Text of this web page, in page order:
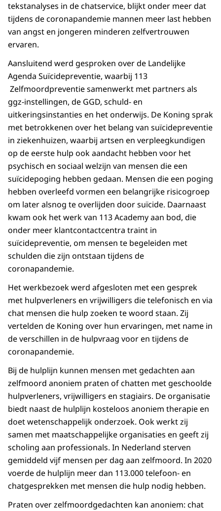
tekstanalyses in de chatservice, blijkt onder meer dat
tijdens de coronapandemie mannen meer last hebben
van angst en jongeren minderen zelfvertrouwen
ervaren.
Aansluitend werd gesproken over de Landelijke
Agenda Suïcidepreventie, waarbij 113
Zelfmoordpreventie samenwerkt met partners als
ggz-instellingen, de GGD, schuld- en
uitkeringsinstanties en het onderwijs. De Koning sprak
met betrokkenen over het belang van suïcidepreventie
in ziekenhuizen, waarbij artsen en verpleegkundigen
op de eerste hulp ook aandacht hebben voor het
psychisch en sociaal welzijn van mensen die een
suïcidepoging hebben gedaan. Mensen die een poging
hebben overleefd vormen een belangrijke risicogroep
om later alsnog te overlijden door suïcide. Daarnaast
kwam ook het werk van 113 Academy aan bod, die
onder meer klantcontactcentra traint in
suïcidepreventie, om mensen te begeleiden met
schulden die zijn ontstaan tijdens de
coronapandemie.
Het werkbezoek werd afgesloten met een gesprek
met hulpverleners en vrijwilligers die telefonisch en via
chat mensen die hulp zoeken te woord staan. Zij
vertelden de Koning over hun ervaringen, met name in
de verschillen in de hulpvraag voor en tijdens de
coronapandemie.
Bij de hulplijn kunnen mensen met gedachten aan
zelfmoord anoniem praten of chatten met geschoolde
hulpverleners, vrijwilligers en stagiairs. De organisatie
biedt naast de hulplijn kosteloos anoniem therapie en
doet wetenschappelijk onderzoek. Ook werkt zij
samen met maatschappelijke organisaties en geeft zij
scholing aan professionals. In Nederland sterven
gemiddeld vijf mensen per dag aan zelfmoord. In 2020
voerde de hulplijn meer dan 113.000 telefoon- en
chatgesprekken met mensen die hulp nodig hebben.
Praten over zelfmoordgedachten kan anoniem: chat